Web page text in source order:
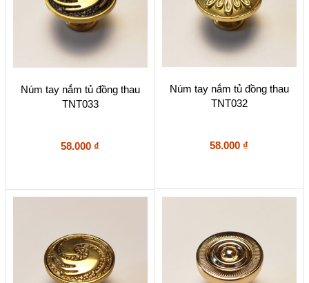
Núm tay nắm tủ đồng thau
TNT033
58.000 ₫
Núm tay nắm tủ đồng thau
TNT032
58.000 ₫